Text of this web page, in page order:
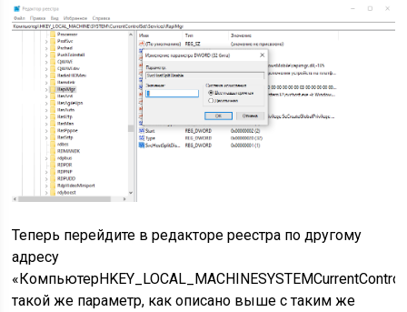
Теперь перейдите в редакторе реестра по другому
адресу
такой же параметр, как описано выше с таким же